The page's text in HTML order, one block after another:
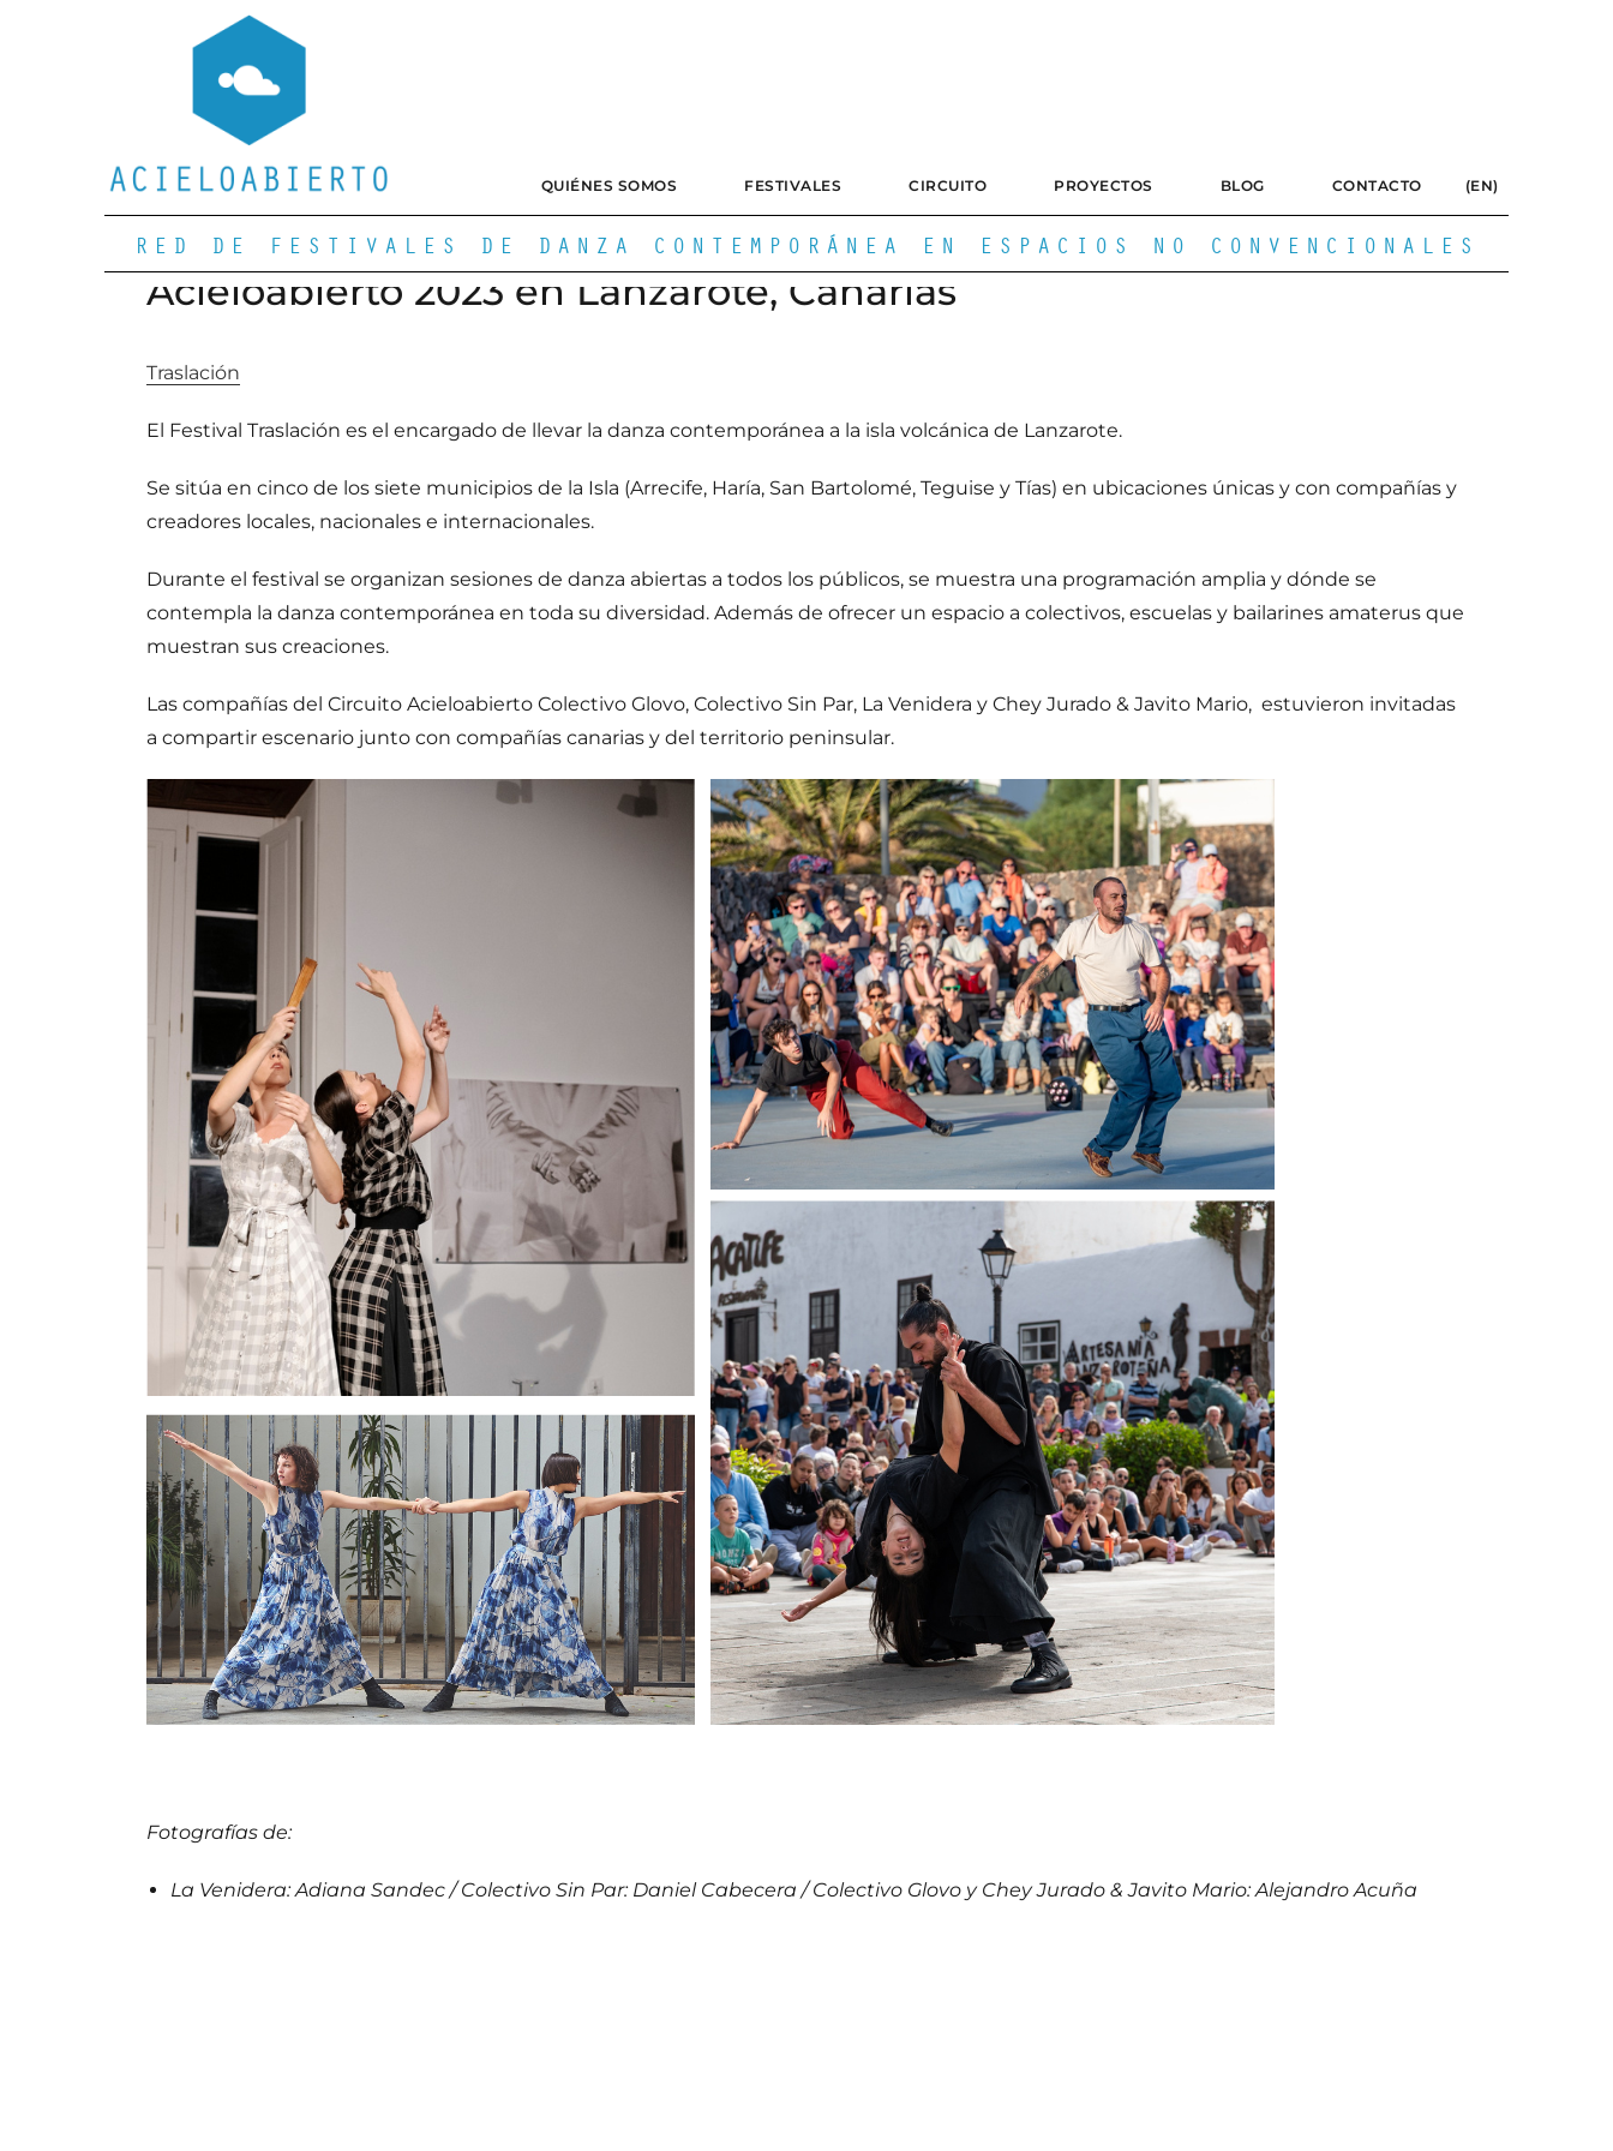
QUIÉNES SOMOS FESTIVALES CIRCUITO PROYECTOS BLOG CONTACTO (EN)
RED DE FESTIVALES DE DANZA CONTEMPORÁNEA EN ESPACIOS NO CONVENCIONALES
Acieloabierto 2023 en Lanzarote, Canarias
Traslación
El Festival Traslación es el encargado de llevar la danza contemporánea a la isla volcánica de Lanzarote.
Se sitúa en cinco de los siete municipios de la Isla (Arrecife, Haría, San Bartolomé, Teguise y Tías) en ubicaciones únicas y con compañías y
creadores locales, nacionales e internacionales.
Durante el festival se organizan sesiones de danza abiertas a todos los públicos, se muestra una programación amplia y dónde se
contempla la danza contemporánea en toda su diversidad. Además de ofrecer un espacio a colectivos, escuelas y bailarines amaterus que
muestran sus creaciones.
Las compañías del Circuito Acieloabierto Colectivo Glovo, Colectivo Sin Par, La Venidera y Chey Jurado & Javito Mario, estuvieron invitadas
a compartir escenario junto con compañías canarias y del territorio peninsular.
Fotografías de:
La Venidera: Adiana Sandec / Colectivo Sin Par: Daniel Cabecera / Colectivo Glovo y Chey Jurado & Javito Mario: Alejandro Acuña